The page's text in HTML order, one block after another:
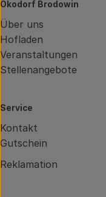
Ökodorf Brodowin
Über uns
Hofladen
Veranstaltungen
Stellenangebote
Service
Kontakt
Gutschein
Reklamation